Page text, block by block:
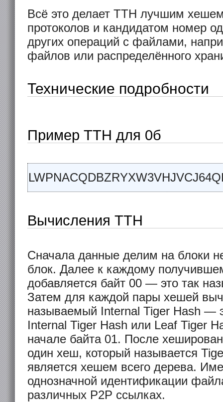
Всё это делает TTH лучшим
протоколов и кандидатом номер
других операций с файлами,
файлов или распределённого
Технические подробности
Пример TTH для 0б
Вычисления TTH
Сначала данные делим на блоки
блок. Далее к каждому
добавляется байт 00 — это так
Затем для каждой пары хешей
называемый Internal Tiger Hash —
Internal Tiger Hash или Leaf Tiger
начале байта 01. После
один хеш, который называется
является хешем всего дерева.
однозначной идентификации
различных P2P ссылках.